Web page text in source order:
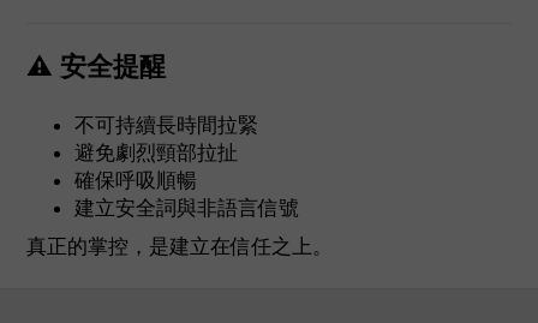
⚠ 安全提醒
不可持續長時間拉緊
避免劇烈頸部拉扯
確保呼吸順暢
建立安全詞與非語言信號
真正的掌控，是建立在信任之上。